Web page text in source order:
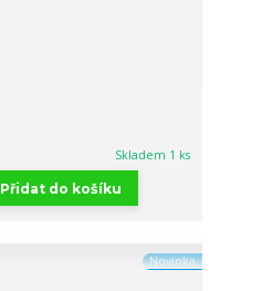
Skladem 1 ks
Přidat do košíku
Novinka